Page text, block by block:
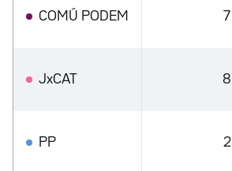
COMÚ PODEM 7
JxCAT 8
PP 2